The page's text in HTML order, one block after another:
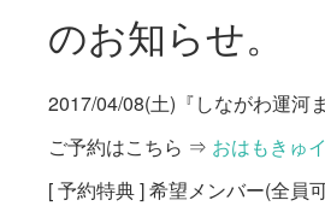
のお知らせ。
2017/04/08(土)『しながわ運河
ご予約はこちら ⇒ おはもきゅ
[ 予約特典 ] 希望メンバー(全員